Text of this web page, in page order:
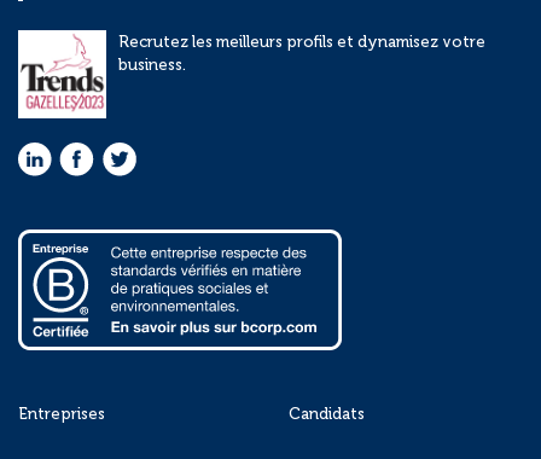
Recrutez les meilleurs profils et dynamisez votre
business.
Entreprises Candidats